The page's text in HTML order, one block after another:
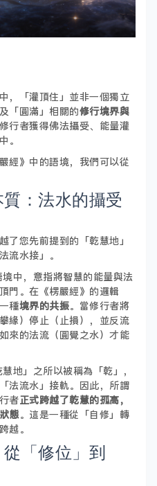
，「灌頂住」並非一個獨立
「圓滿」相關的修行境界與
行者獲得佛法攝受、能量灌
。
經》中的語境，我們可以從
：法水的攝受
了您先前提到的「乾慧地」
流水接」。
境中，意指將智慧的能量與法
門。在《楞嚴經》的邏輯
種境界的共振。當修行者將
緣）停止（止損），並反流
來的法流（圓覺之水）才能
慧地」之所以被稱為「乾」，
法流水」接軌。因此，所謂
者正式跨越了乾慧的孤高，
態。這是一種從「自修」轉
越。
「修位」到